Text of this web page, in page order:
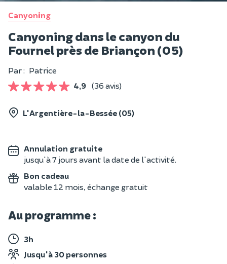
Canyoning
Canyoning dans le canyon du
Fournel près de Briançon (05)
Par : Patrice
4,9 (36 avis)
L'Argentière-la-Bessée (05)
Annulation gratuite
jusqu'à 7 jours avant la date de l'activité.
Bon cadeau
valable 12 mois, échange gratuit
Au programme :
3h
Jusqu'à 30 personnes